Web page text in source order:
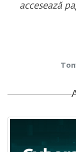
accesează